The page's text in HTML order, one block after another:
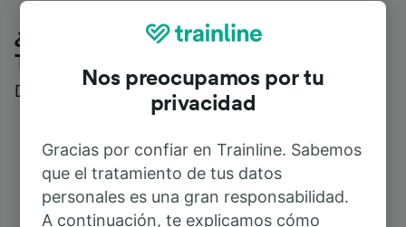
¿Qué piensan nuestros clientes de
Trainline?
Descubre reseñas reales de nuestros viajeros
Nos preocupamos por tu
privacidad
Gracias por confiar en Trainline. Sabemos
que el tratamiento de tus datos
personales es una gran responsabilidad.
A continuación, te explicamos cómo